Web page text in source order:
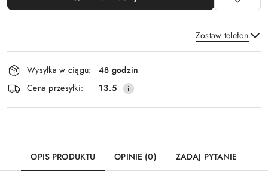
Zostaw telefon
Wyślij
Dostępność
i
dostawa
Wysyłka w ciągu:
48 godzin
Cena przesyłki:
13.5
OPIS PRODUKTU OPINIE (0) ZADAJ PYTANIE